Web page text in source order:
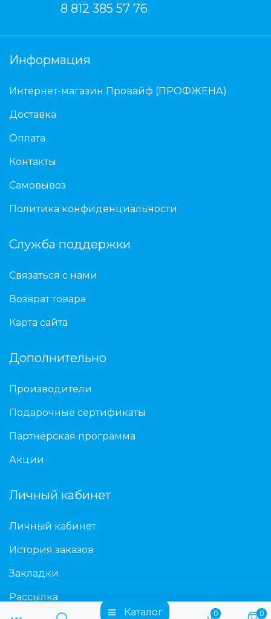
Каталог 0 0
8 812 385 57 76
Информация
Интернет-магазин Провайф (ПРОФЖЕНА)
Доставка
Оплата
Контакты
Самовывоз
Политика конфиденциальности
Служба поддержки
Связаться с нами
Возврат товара
Карта сайта
Дополнительно
Производители
Подарочные сертификаты
Партнёрская программа
Акции
Личный кабинет
Личный кабинет
История заказов
Закладки
Рассылка